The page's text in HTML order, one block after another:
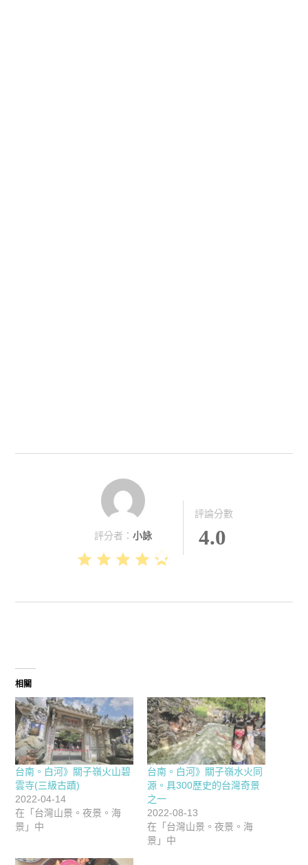
評分者： 小詠
評論分數
4.0
相關
台南。白河》關子嶺火山碧
雲寺(三級古蹟)
2022-04-14
在「台灣山景。夜景。海
景」中
台南。白河》關子嶺水火同
源。具300歷史的台灣奇景
之一
2022-08-13
在「台灣山景。夜景。海
景」中